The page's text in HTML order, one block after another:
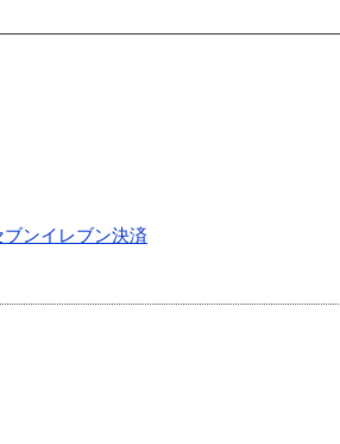
ブンイレブン決済